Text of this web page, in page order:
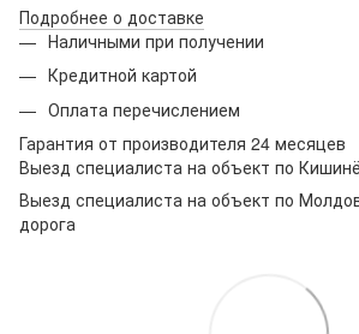
Подробнее о доставке
Наличными при получении
Кредитной картой
Оплата перечислением
Гарантия от производителя 24 месяцев
Выезд специалиста на объект по
Выезд специалиста на объект по
дорога